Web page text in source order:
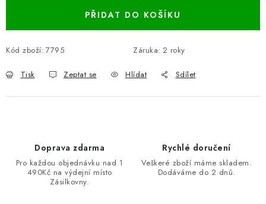
PŘIDAT DO KOŠÍKU
Kód zboží: 7795 Záruka: 2 roky
Tisk Zeptat se Hlídat Sdílet
Doprava zdarma
Pro každou objednávku nad 1
490Kč na výdejní místo
Zásilkovny.
Rychlé doručení
Veškeré zboží máme skladem.
Dodáváme do 2 dnů.